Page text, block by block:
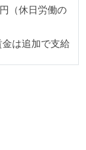
（休日労働の
は追加で支給